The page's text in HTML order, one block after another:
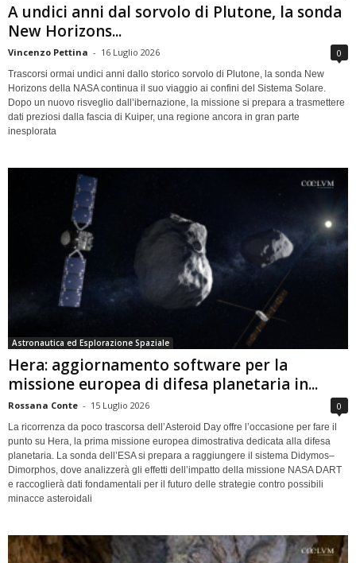
A undici anni dal sorvolo di Plutone, la sonda
New Horizons...
Vincenzo Pettina - 16 Luglio 2026 0
Trascorsi ormai undici anni dallo storico sorvolo di Plutone, la sonda New
Horizons della NASA continua il suo viaggio ai confini del Sistema Solare.
Dopo un nuovo risveglio dall’ibernazione, la missione si prepara a trasmettere
dati preziosi dalla fascia di Kuiper, una regione ancora in gran parte
inesplorata
Astronautica ed Esplorazione Spaziale
Hera: aggiornamento software per la
missione europea di difesa planetaria in...
Rossana Conte - 15 Luglio 2026 0
La ricorrenza da poco trascorsa dell’Asteroid Day offre l’occasione per fare il
punto su Hera, la prima missione europea dimostrativa dedicata alla difesa
planetaria. La sonda dell’ESA si prepara a raggiungere il sistema Didymos–
Dimorphos, dove analizzerà gli effetti dell’impatto della missione NASA DART
e raccoglierà dati fondamentali per il futuro delle strategie contro possibili
minacce asteroidali